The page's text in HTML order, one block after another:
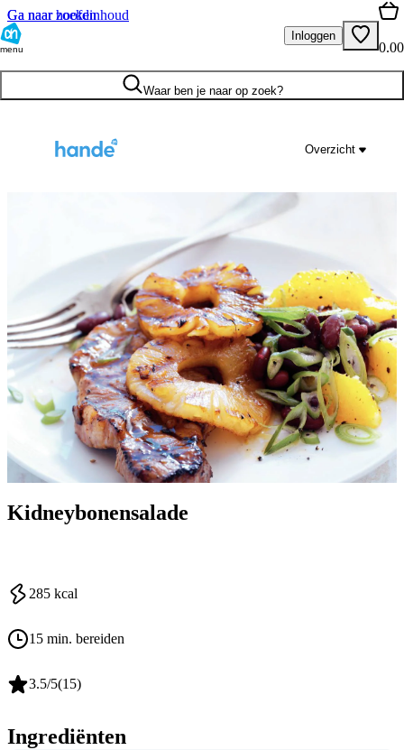
Ga naar hoofdinhoud
Ga naar zoeken
menu
Inloggen
0.00
Waar ben je naar op zoek?
Overzicht
Kidneybonensalade
285 kcal
15 min. bereiden
3.5/5(15)
Ingrediënten